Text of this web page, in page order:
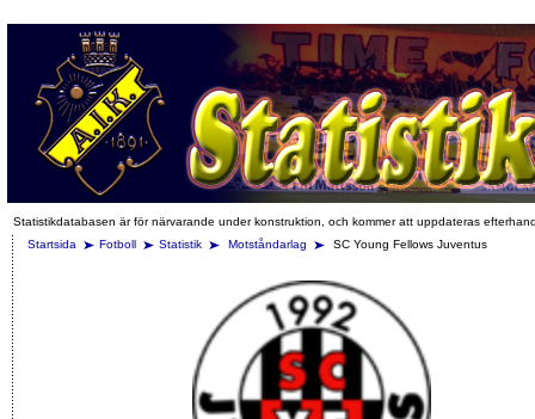
Statistikdatabasen är för närvarande under konstruktion, och kommer att uppdateras
Startsida
Fotboll Statistik Motståndarlag SC Young Fellows Juventus